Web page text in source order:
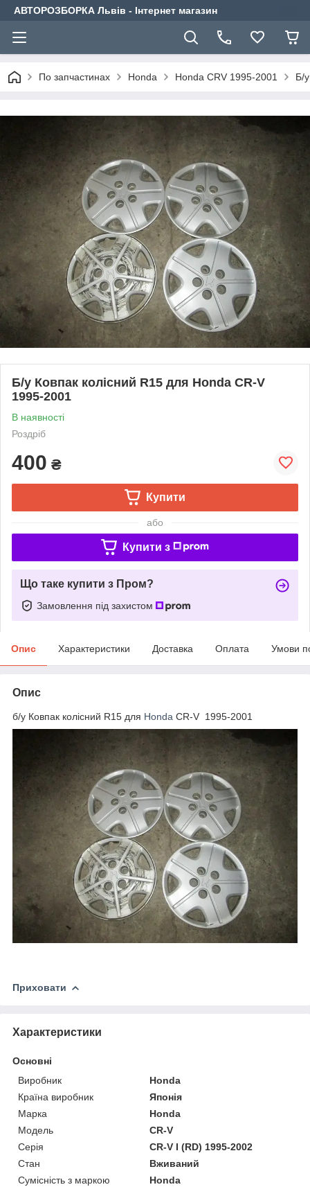
АВТОРОЗБОРКА Львів - Інтернет магазин
По запчастинах Honda Honda CRV 1995-2001 Б/
Б/у Ковпак колісний R15 для Honda CR-V
1995-2001
В наявності
Роздріб
400 ₴
Купити
або
Купити з
Що таке купити з Пром?
Замовлення під захистом
Опис Характеристики Доставка Оплата Умови
Опис
б/у Ковпак колісний R15 для Honda CR-V 1995-2001
Приховати
Характеристики
Основні
Виробник
Honda
Країна виробник
Японія
Марка
Honda
Модель
CR-V
Серія
CR-V I (RD) 1995-2002
Стан
Вживаний
Сумісність з маркою
Honda